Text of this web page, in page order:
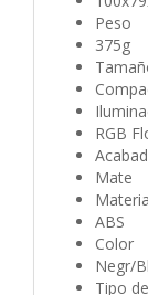
Peso
375g
RGB
Mate
ABS
Color
Negr/
Tipo